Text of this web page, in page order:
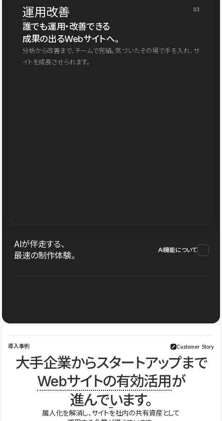
運用改善 03
誰でも運用・改善できる
成果の出るWebサイトへ。
分析から改善まで、チームで完結。気づいたその場で手を入れ、サ
イトを成長させられます。
AIが伴走する、
最速の制作体験。
AI機能について
導入事例 Customer Story
大手企業からスタートアップまで
Webサイトの有効活用が
進んでいます。
属人化を解消し、サイトを社内の共有資産として